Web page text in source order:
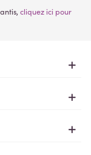
cliquez ici pour